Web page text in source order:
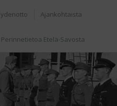
Ajankohtaista
Perinnetietoa Etelä-Savosta